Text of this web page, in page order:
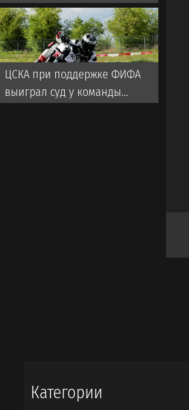
ветеранов «Зенита». Во время
игры использовалась
пиротехника
ЦСКА при поддержке ФИФА
выиграл суд у команды
Категории